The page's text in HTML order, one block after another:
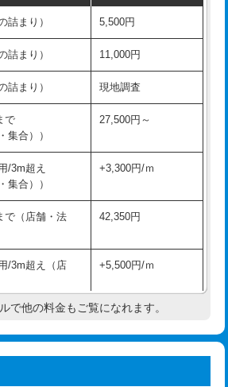
での価格です。
栓） 16,500円
・分岐水栓） 16,500円
加工) 16,500円
止め) 3,300円
具設置)
用（バンド止
5,500円
・埋め戻し作
11,000円
VP・HI）使
33,000円
（VP・HI）使
+8,800円
グ鋼管・銅
/3ｍまで)
詰まり） 5,500円
詰まり） 11,000円
詰まり） 現地調査
で
集合））
27,500円～
/3m超え
集合））
+3,300円/ｍ
で（店舗・法
42,350円
/3m超え（店
+5,500円/ｍ
現地調査
で他の料金もご覧になれます。